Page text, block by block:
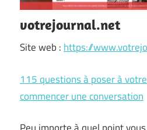
votrejournal.net
Site web : https://
115 questions à poser à
commencer une conversation